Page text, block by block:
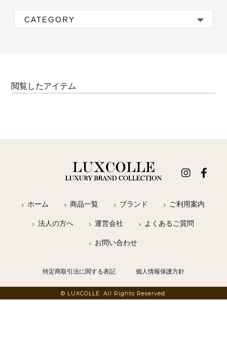
CATEGORY
閲覧したアイテム
ホーム 商品一覧 ブランド ご利用案内
法人の方へ 運営会社 よくあるご質問
お問い合わせ
特定商取引法に関する表記 個人情報保護方針
© LUXCOLLE. All Rights Reserved.